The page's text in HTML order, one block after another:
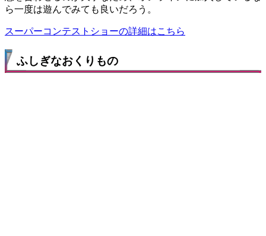
ら一度は遊んでみても良いだろう。
スーパーコンテストショーの詳細はこちら
ふしぎなおくりもの